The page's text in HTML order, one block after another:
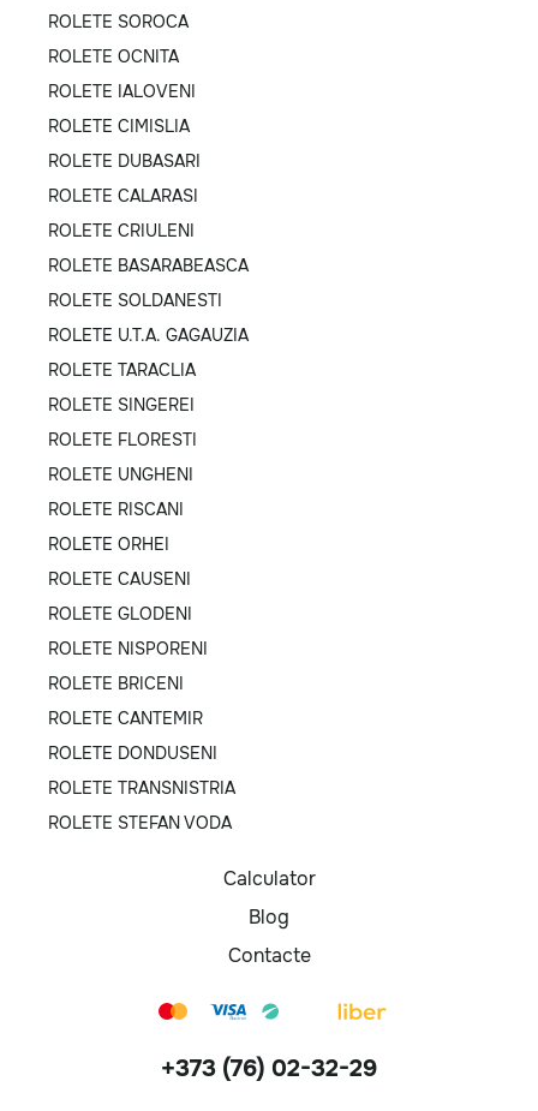
ROLETE SOROCA
ROLETE OCNITA
ROLETE IALOVENI
ROLETE CIMISLIA
ROLETE DUBASARI
ROLETE CALARASI
ROLETE CRIULENI
ROLETE BASARABEASCA
ROLETE SOLDANESTI
ROLETE U.T.A. GAGAUZIA
ROLETE TARACLIA
ROLETE SINGEREI
ROLETE FLORESTI
ROLETE UNGHENI
ROLETE RISCANI
ROLETE ORHEI
ROLETE CAUSENI
ROLETE GLODENI
ROLETE NISPORENI
ROLETE BRICENI
ROLETE CANTEMIR
ROLETE DONDUSENI
ROLETE TRANSNISTRIA
ROLETE STEFAN VODA
Calculator
Blog
Contacte
+373 (76) 02-32-29